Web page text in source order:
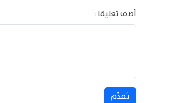
أضف تعليقا :
يُقدِّم